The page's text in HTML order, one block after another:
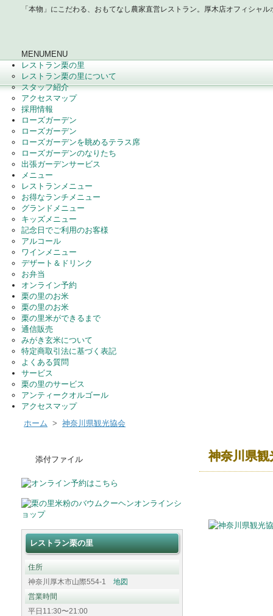
「本物」にこだわる、おもてなし農家直営レストラン。厚木店オフィシャル
MENUMENU
レストラン栗の里
レストラン栗の里について
スタッフ紹介
アクセスマップ
採用情報
ローズガーデン
ローズガーデン
ローズガーデンを眺めるテラス席
ローズガーデンのなりたち
出張ガーデンサービス
メニュー
レストランメニュー
お得なランチメニュー
グランドメニュー
キッズメニュー
記念日でご利用のお客様
アルコール
ワインメニュー
デザート＆ドリンク
お弁当
オンライン予約
栗の里のお米
栗の里のお米
栗の里米ができるまで
通信販売
みがき玄米について
特定商取引法に基づく表記
よくある質問
サービス
栗の里のサービス
アンティークオルゴール
アクセスマップ
ホーム > 神奈川県観光協会
神奈川県観
添付ファイル
レストラン栗の里
住所
神奈川厚木市山際554-1 地図
営業時間
平日11:30〜21:00